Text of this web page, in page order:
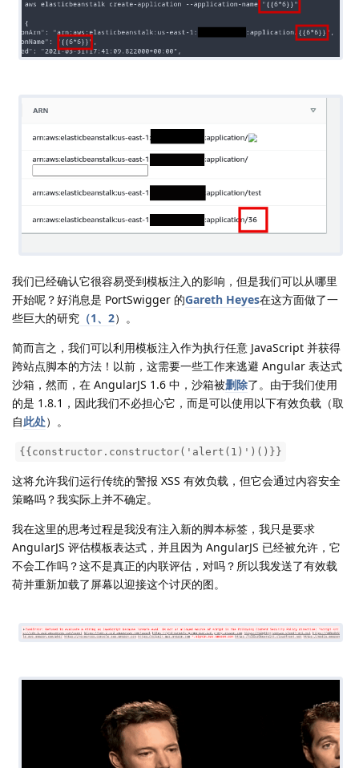
我们已经确认它很容易受到模板注入的影响，但是我们可以从哪里
开始呢？好消息是 PortSwigger 的Gareth Heyes在这方面做了一
些巨大的研究 （1、2）。
简而言之，我们可以利用模板注入作为执行任意 JavaScript 并获得
跨站点脚本的方法！以前，这需要一些工作来逃避 Angular 表达式
沙箱，然而，在 AngularJS 1.6 中，沙箱被删除了。由于我们使用
的是 1.8.1，因此我们不必担心它，而是可以使用以下有效负载（取
自此处）。
{{constructor.constructor('alert(1)')()}}
这将允许我们运行传统的警报 XSS 有效负载，但它会通过内容安全
策略吗？我实际上并不确定。
我在这里的思考过程是我没有注入新的脚本标签，我只是要求
AngularJS 评估模板表达式，并且因为 AngularJS 已经被允许，它
不会工作吗？这不是真正的内联评估，对吗？所以我发送了有效载
荷并重新加载了屏幕以迎接这个讨厌的图。